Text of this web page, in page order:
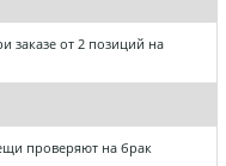
заказе от 2 позиций на
проверяют на брак